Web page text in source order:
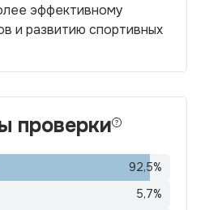
эффективному
и развитию спортивных
проверки
92,5%
5,7%